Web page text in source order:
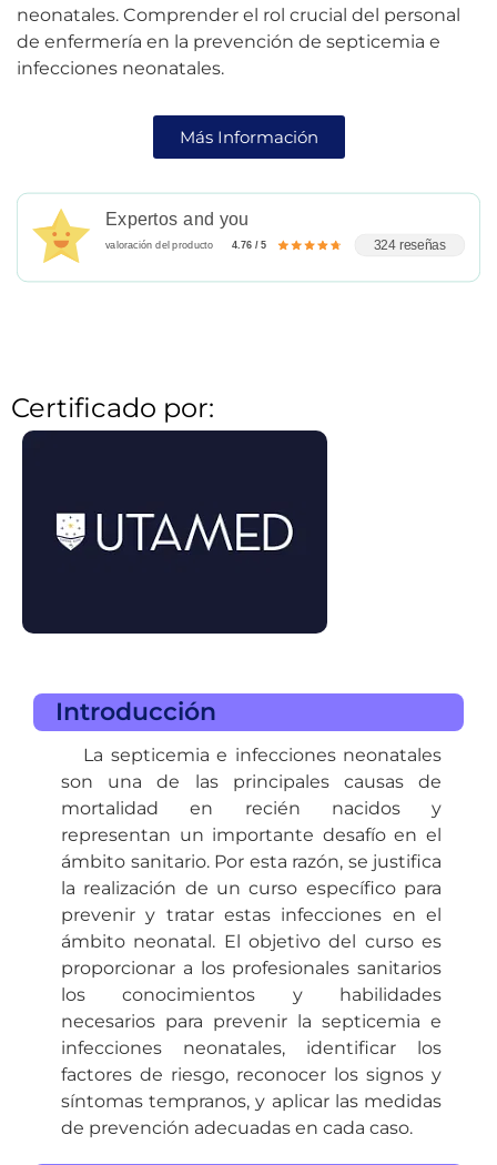
neonatales. Comprender el rol crucial del personal
de enfermería en la prevención de septicemia e
infecciones neonatales.
Más Información
Expertos and you
valoración del producto 4.76 / 5 324 reseñas
Certificado por:
Introducción
La septicemia e infecciones neonatales
son una de las principales causas de
mortalidad en recién nacidos y
representan un importante desafío en el
ámbito sanitario. Por esta razón, se justifica
la realización de un curso específico para
prevenir y tratar estas infecciones en el
ámbito neonatal. El objetivo del curso es
proporcionar a los profesionales sanitarios
los conocimientos y habilidades
necesarios para prevenir la septicemia e
infecciones neonatales, identificar los
factores de riesgo, reconocer los signos y
síntomas tempranos, y aplicar las medidas
de prevención adecuadas en cada caso.